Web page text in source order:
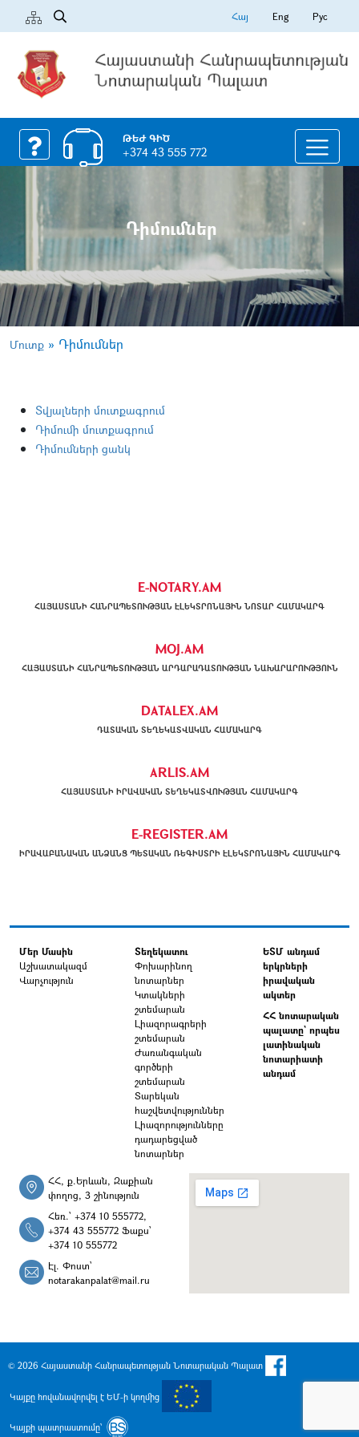
Հայ Eng Рус
ԹԵԺ ԳԻԾ
+374 43 555 772
Դիմումներ
Մուտք » Դիմումներ
Տվյալների մուտքագրում
Դիմումի մուտքագրում
Դիմումների ցանկ
E-NOTARY.AM
ՀԱՅԱՍՏԱՆԻ ՀԱՆՐԱՊԵՏՈՒԹՅԱՆ ԷԼԵԿՏՐՈՆԱՅԻՆ ՆՈՏԱՐ ՀԱՄԱԿԱՐԳ
MOJ.AM
ՀԱՅԱՍՏԱՆԻ ՀԱՆՐԱՊԵՏՈՒԹՅԱՆ ԱՐԴԱՐԱԴԱՏՈՒԹՅԱՆ ՆԱԽԱՐԱՐՈՒԹՅՈՒՆ
DATALEX.AM
ԴԱՏԱԿԱՆ ՏԵՂԵԿԱՏՎԱԿԱՆ ՀԱՄԱԿԱՐԳ
ARLIS.AM
ՀԱՅԱՍՏԱՆԻ ԻՐԱՎԱԿԱՆ ՏԵՂԵԿԱՏՎՈՒԹՅԱՆ ՀԱՄԱԿԱՐԳ
E-REGISTER.AM
ԻՐԱՎԱԲԱՆԱԿԱՆ ԱՆՁԱՆՑ ՊԵՏԱԿԱՆ ՌԵԳԻՍՏՐԻ ԷԼԵԿՏՐՈՆԱՅԻՆ ՀԱՄԱԿԱՐԳ
Մեր Մասին
Աշխատակազմ
Վարչություն
Տեղեկատու
Փոխարինող
նոտարներ
Կտակների
շտեմարան
Լիազորագրերի
շտեմարան
Ժառանգական
գործերի
շտեմարան
Տարեկան
հաշվետվություններ
Լիազորությունները
դադարեցված
նոտարներ
ԵՏՄ անդամ
երկրների
իրավական
ակտեր
ՀՀ նոտարական
պալատը` որպես
լատինական
նոտարիատի
անդամ
ՀՀ, ք.Երևան, Զաքիան
փողոց, 3 շինություն
Հեռ.՝ +374 10 555772,
+374 43 555772 Ֆաքս՝
+374 10 555772
Էլ. Փոստ՝
notarakanpalat@mail.ru
© 2026 Հայաստանի Հանրապետության Նոտարական Պալատ
Կայքը հովանավորվել է ԵՄ-ի կողմից
Կայքի պատրաստումը՝